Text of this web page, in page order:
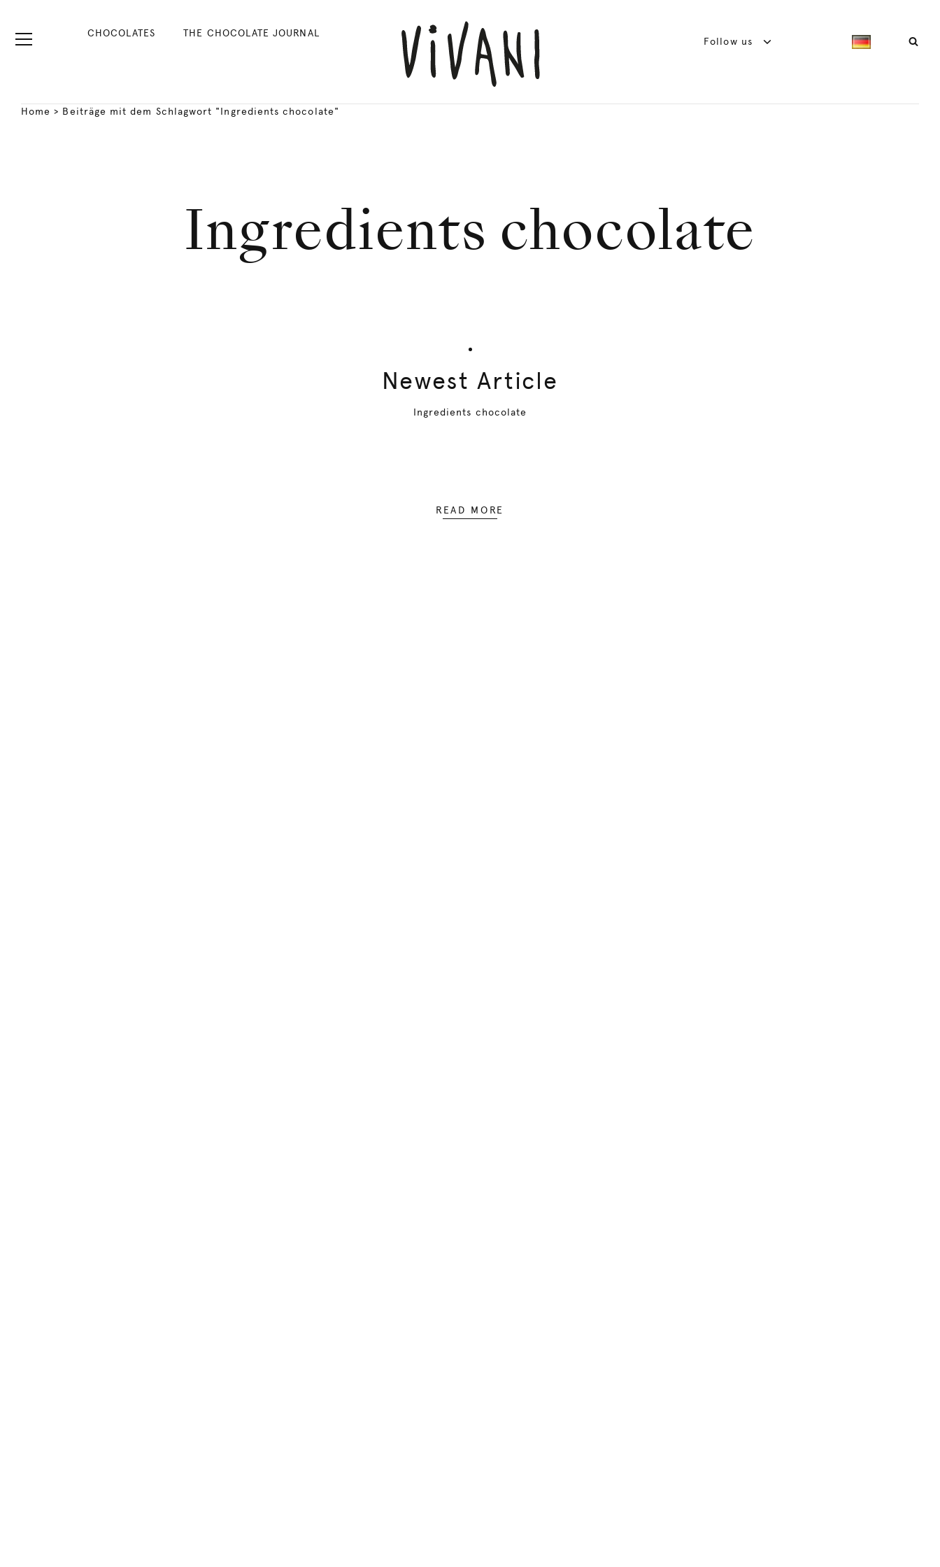
CHOCOLATES THE CHOCOLATE JOURNAL
Follow us
Home > Beiträge mit dem Schlagwort "Ingredients chocolate"
Ingredients chocolate
Newest Article
Ingredients chocolate
READ MORE